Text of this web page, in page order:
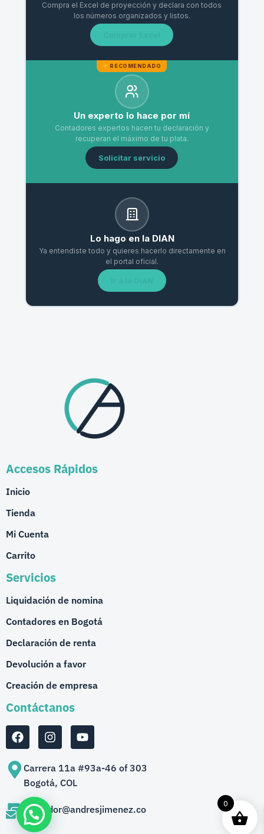
Compra el Excel de proyección y declara con todos
los números organizados y listos.
RECOMENDADO
Un experto lo hace por mí
Contadores expertos hacen tu declaración y
recuperan el máximo de tu plata.
Solicitar servicio
Lo hago en la DIAN
Ya entendiste todo y quieres hacerlo directamente en
el portal oficial.
Accesos Rápidos
Inicio
Tienda
Mi Cuenta
Carrito
Servicios
Liquidación de nomina
Contadores en Bogotá
Declaración de renta
Devolución a favor
Creación de empresa
Contáctanos
Carrera 11a #93a-46 of 303
Bogotá, COL
contador@andresjimenez.co 0